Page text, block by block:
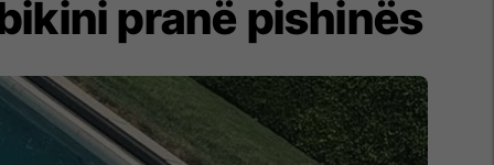
pranë pishinës